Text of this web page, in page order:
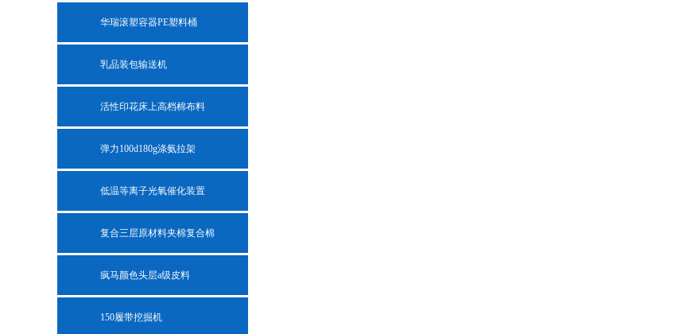
华瑞滚塑容器PE塑料桶
乳品装包输送机
活性印花床上高档棉布料
弹力100d180g涤氨拉架
低温等离子光氧催化装置
复合三层原材料夹棉复合棉
疯马颜色头层a级皮料
150履带挖掘机